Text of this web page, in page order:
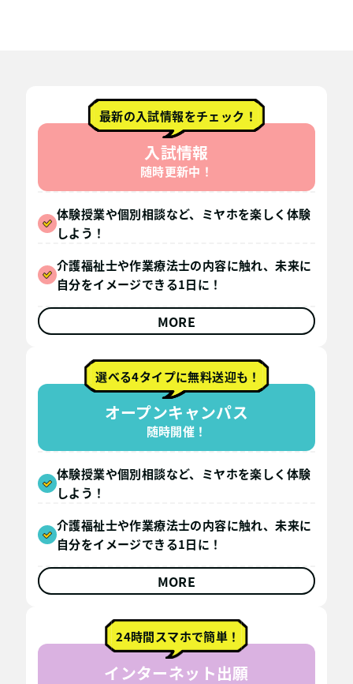
最新の入試情報をチェック！
入試情報
随時更新中！
体験授業や個別相談など、ミヤホを楽しく体験
しよう！
介護福祉士や作業療法士の内容に触れ、未来に
自分をイメージできる1日に！
MORE
選べる4タイプに無料送迎も！
オープンキャンパス
随時開催！
体験授業や個別相談など、ミヤホを楽しく体験
しよう！
介護福祉士や作業療法士の内容に触れ、未来に
自分をイメージできる1日に！
MORE
24時間スマホで簡単！
インターネット出願